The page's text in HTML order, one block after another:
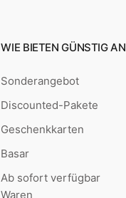
WIE BIETEN GÜNSTIG AN
Sonderangebot
Discounted-Pakete
Geschenkkarten
Basar
Ab sofort verfügbar
Waren